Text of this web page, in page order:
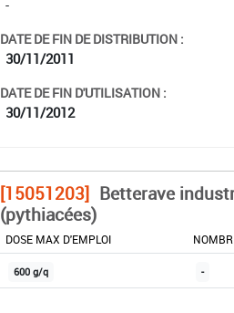
-
DATE DE FIN DE DISTRIBUTION :
30/11/2011
DATE DE FIN D'UTILISATION :
30/11/2012
[15051203] Betterave
(pythiacées)
DOSE MAX D'EMPLOI
600 g/q -